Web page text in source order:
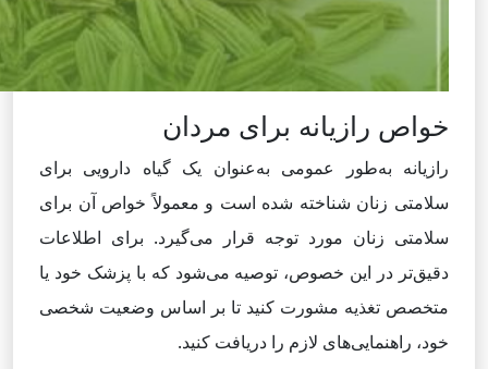
خواص رازیانه برای مردان
رازیانه به‌طور عمومی به‌عنوان یک گیاه دارویی برای
سلامتی زنان شناخته شده است و معمولاً خواص آن برای
سلامتی زنان مورد توجه قرار می‌گیرد. برای اطلاعات
دقیق‌تر در این خصوص، توصیه می‌شود که با پزشک خود یا
متخصص تغذیه مشورت کنید تا بر اساس وضعیت شخصی
خود، راهنمایی‌های لازم را دریافت کنید.